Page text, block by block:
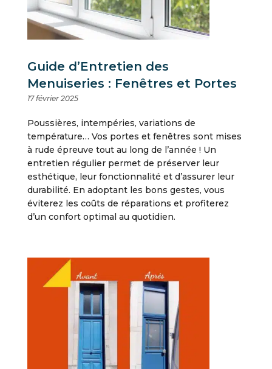
Guide d’Entretien des
Menuiseries : Fenêtres et Portes
17 février 2025
Poussières, intempéries, variations de
température… Vos portes et fenêtres sont mises
à rude épreuve tout au long de l’année ! Un
entretien régulier permet de préserver leur
esthétique, leur fonctionnalité et d’assurer leur
durabilité. En adoptant les bons gestes, vous
éviterez les coûts de réparations et profiterez
d’un confort optimal au quotidien.